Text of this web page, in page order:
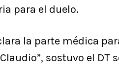
para el duelo.
la parte médica
sostuvo el DT